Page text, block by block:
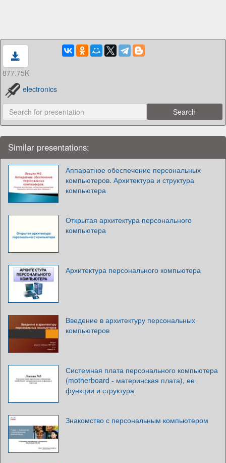
877.75K
electronics
Similar presentations:
Аппаратное обеспечение персональных
компьютеров. Архитектура и структура
компьютера
Открытая архитектура персонального
компьютера
Архитектура персонального компьютера
Введение в архитектуру персональных
компьютеров
Системная плата персонального компьютера
(motherboard - материнская плата), ее
функции и структура
Знакомство с персональным компьютером